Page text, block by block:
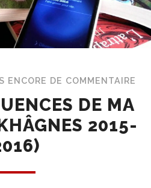
ENCORE DE COMMENTAIRE
DE MA
2015-